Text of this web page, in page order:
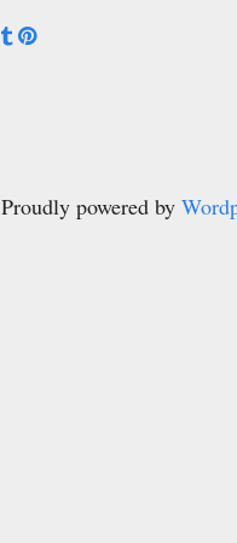
Proudly powered by